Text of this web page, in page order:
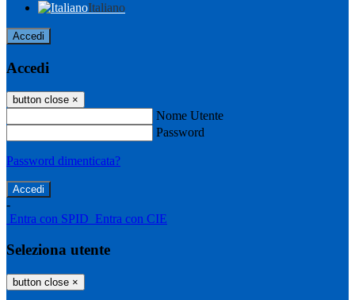
Italiano
Accedi
Accedi
button close ×
Nome Utente
Password
Password dimenticata?
-
Entra con SPID Entra con CIE
Seleziona utente
button close ×